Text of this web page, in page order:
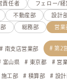
責任者 フェロー/経
不動産部 設計
総務部 営業
南支店営業部 第2
富山県 東京都 営
施工部 積算部 設